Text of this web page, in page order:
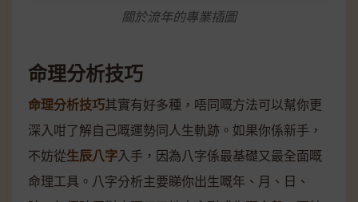
關於流年的專業插圖
命理分析技巧
命理分析技巧其實有好多種，唔同嘅方法可以幫你更
深入咁了解自己嘅運勢同人生軌跡。如果你係新手，
不妨從生辰八字入手，因為八字係最基礎又最全面嘅
命理工具。八字分析主要睇你出生嘅年、月、日、